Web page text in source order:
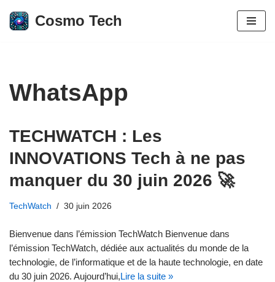
Aller
Cosmo Tech
WhatsApp
TECHWATCH : Les
INNOVATIONS Tech à ne pas
manquer du 30 juin 2026 🚀
TechWatch 30 juin 2026
Bienvenue dans l’émission TechWatch Bienvenue dans
l’émission TechWatch, dédiée aux actualités du monde de la
technologie, de l’informatique et de la haute technologie, en date
du 30 juin 2026. Aujourd’hui,Lire la suite »